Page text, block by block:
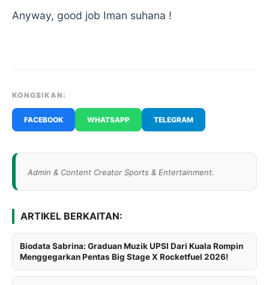
Anyway, good job Iman suhana !
KONGSIKAN:
FACEBOOK WHATSAPP TELEGRAM
Admin & Content Creator Sports & Entertainment.
ARTIKEL BERKAITAN:
Biodata Sabrina: Graduan Muzik UPSI Dari Kuala Rompin
Menggegarkan Pentas Big Stage X Rocketfuel 2026!